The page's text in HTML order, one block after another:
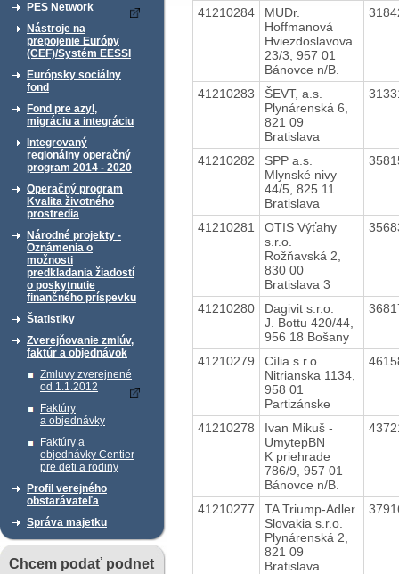
PES Network
Nástroje na
prepojenie Európy
(CEF)/Systém EESSI
Európsky sociálny
fond
Fond pre azyl,
migráciu a integráciu
Integrovaný
regionálny operačný
program 2014 - 2020
Operačný program
Kvalita životného
prostredia
Národné projekty -
Oznámenia o
možnosti
predkladania žiadostí
o poskytnutie
finančného príspevku
Štatistiky
Zverejňovanie zmlúv,
faktúr a objednávok
Zmluvy zverejnené
od 1.1.2012
Faktúry
a objednávky
Faktúry a
objednávky Centier
pre deti a rodiny
Profil verejného
obstarávateľa
Správa majetku
Chcem podať podnet
41210284
MUDr.
Hoffmanová
Hviezdoslavova
23/3, 957 01
Bánovce n/B.
41210283
ŠEVT, a.s.
Plynárenská 6,
821 09
Bratislava
41210282
SPP a.s.
Mlynské nivy
44/5, 825 11
Bratislava
41210281
OTIS Výťahy
s.r.o.
Rožňavská 2,
830 00
Bratislava 3
41210280
Dagivit s.r.o.
J. Bottu 420/44,
956 18 Bošany
41210279
Cília s.r.o.
Nitrianska 1134,
958 01
Partizánske
41210278
Ivan Mikuš -
UmytepBN
K priehrade
786/9, 957 01
Bánovce n/B.
41210277
TA Triump-Adler
Slovakia s.r.o.
Plynárenská 2,
821 09
Bratislava